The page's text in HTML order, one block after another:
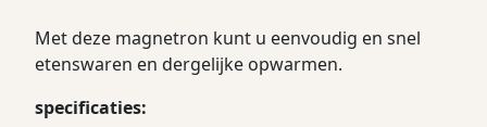
Met deze magnetron kunt u eenvoudig en snel
etenswaren en dergelijke opwarmen.
specificaties: